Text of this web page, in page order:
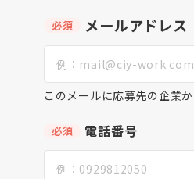
必須 メールアドレス
このメールに応募先の企業
必須 電話番号